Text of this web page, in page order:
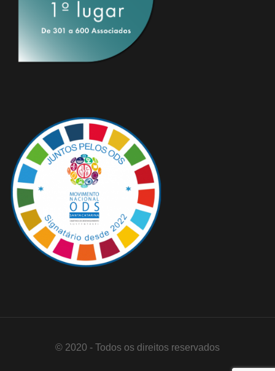
© 2020 - Todos os direitos reservados